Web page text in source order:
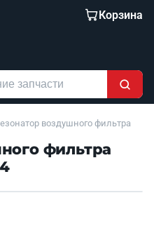
Корзина
воздушного фильтра
фильтра
Наведите для увеличения